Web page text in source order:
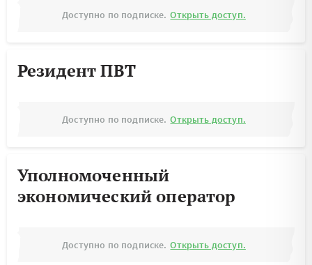
Доступно по подписке. Открыть доступ.
Резидент ПВТ
Доступно по подписке. Открыть доступ.
Уполномоченный
экономический оператор
Доступно по подписке. Открыть доступ.